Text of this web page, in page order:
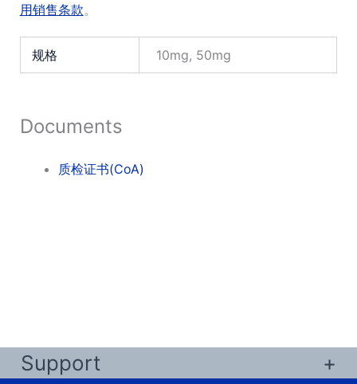
用销售条款。
规格 10mg, 50mg
Documents
质检证书(CoA)
Support